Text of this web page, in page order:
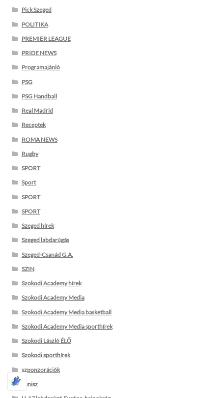
Pick Szeged
POLITIKA
PREMIER LEAGUE
PRIDE NEWS
Programajánló
PSG
PSG Handball
Real Madrid
Receptek
ROMA NEWS
Rugby
SPORT
Sport
SPORT
SPORT
Szeged hírek
Szeged labdarúgás
Szeged-Csanád G.A.
SZIN
Szokodi Academy hírek
Szokodi Academy Media
Szokodi Academy Media basketball
Szokodi Academy Media sporthírek
Szokodi László ÉLŐ
Szokodi sporthírek
szponzorációk
Tenisz